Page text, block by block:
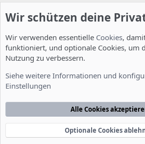
Nutzungsbedingungen
Startseite
Community platform by XenForo® © 2010-2022
xenDach©2010-2014
Wir schützen deine
Wir verwenden essentielle Cookies,
funktioniert, und optionale Cookies, um
Nutzung zu verbessern.
Siehe weitere Informationen und
Einstellungen
Alle Cookies
Optionale Cookies